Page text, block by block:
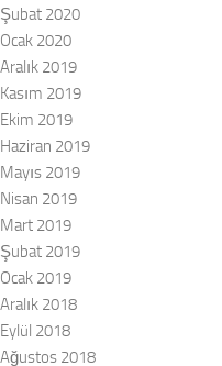
Şubat 2020
Ocak 2020
Aralık 2019
Kasım 2019
Ekim 2019
Haziran 2019
Mayıs 2019
Nisan 2019
Mart 2019
Şubat 2019
Ocak 2019
Aralık 2018
Eylül 2018
Ağustos 2018